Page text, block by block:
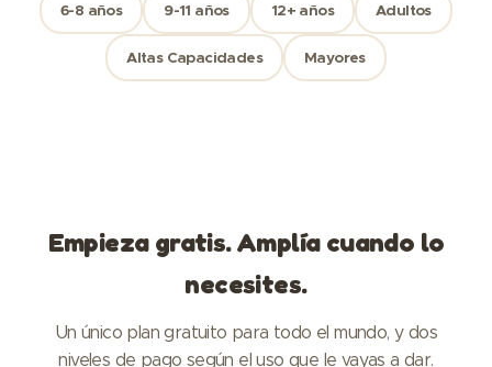
6-8 años 9-11 años 12+ años Adultos
Altas Capacidades Mayores
Empieza gratis. Amplía cuando lo
necesites.
Un único plan gratuito para todo el mundo, y dos
niveles de pago según el uso que le vayas a dar.